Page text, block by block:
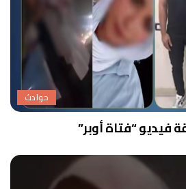
حوادث
فيديو “فتاة أوبر”